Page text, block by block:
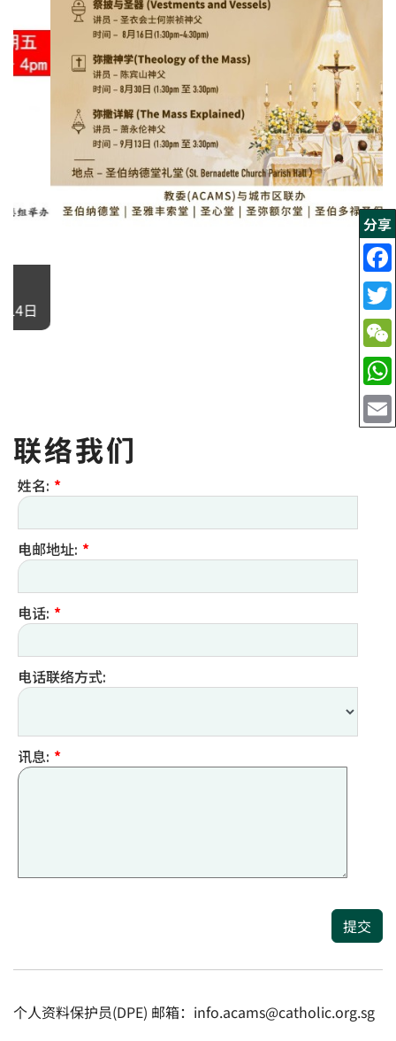
分享
2026年 8月 16日
联络我们
姓名: *
电邮地址: *
电话: *
电话联络方式:
讯息: *
提交
个人资料保护员(DPE) 邮箱：info.acams@catholic.org.sg